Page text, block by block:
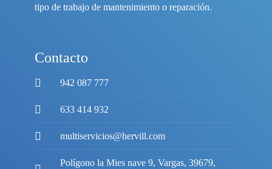
tipo de trabajo de mantenimiento o reparación.
Contacto
942 087 777
633 414 932
multiservicios@hervill.com
Polígono la Mies nave 9, Vargas, 39679,